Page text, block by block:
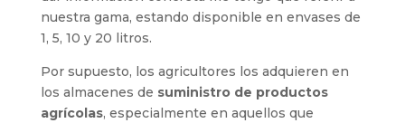
nuestra gama, estando disponible en envases de
1, 5, 10 y 20 litros.
Por supuesto, los agricultores los adquieren en
los almacenes de suministro de productos
agrícolas, especialmente en aquellos que